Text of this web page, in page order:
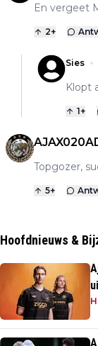
En vergeet
2+
Sies
Klopt
1+
Topgozer,
5+
Hoofdnieuws &